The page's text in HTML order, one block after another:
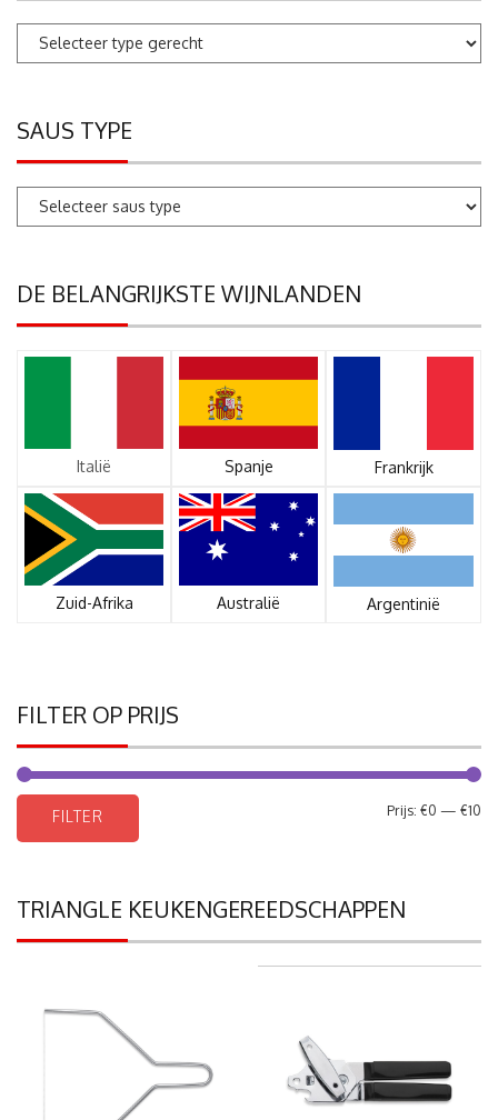
SAUS TYPE
DE BELANGRIJKSTE WIJNLANDEN
Italië Spanje Frankrijk
Zuid-Afrika Australië Argentinië
FILTER OP PRIJS
FILTER Prijs: €0 — €10
TRIANGLE KEUKENGEREEDSCHAPPEN